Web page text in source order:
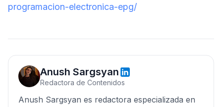
programacion-electronica-epg/
Anush Sargsyan
Redactora de Contenidos
Anush Sargsyan es redactora especializada en